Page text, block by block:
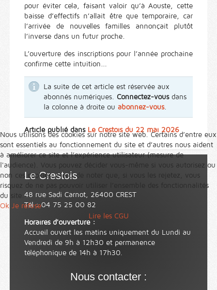
pour éviter cela, faisant valoir qu’à Aouste, cette
baisse d’effectifs n’allait être que temporaire, car
l’arrivée de nouvelles familles annonçait plutôt
l’inverse dans un futur proche.
L’ouverture des inscriptions pour l’année prochaine
confirme cette intuition...
La suite de cet article est réservée aux
abonnés numériques. Connectez-vousdans
la colonne à droite ou abonnez-vous.
Article publié dans Le Crestois du 22 mai 2026
Le Crestois
48 rue Sadi Carnot, 26400 CREST
Tél : 04 75 25 00 82
Horaires d'ouverture :
Accueil ouvert les matins uniquement du Lundi au
Vendredi de 9h à 12h30 et permanence
téléphonique de 14h à 17h30.
Nous contacter :
Nous utilisons des cookies sur notre site web. Certains d’entre eux
sont essentiels au fonctionnement du site et d’autres nous aident
à améliorer ce site et l’expérience utilisateur (mesure de
l'audience). Vous pouvez décider vous-même si vous autorisez ou
non ces cookies. Merci de noter que, si vous les rejetez, vous
risquez de ne pas pouvoir utiliser l’ensemble des fonctionnalités
du site.
Ok Je refuse
Lire les CGU